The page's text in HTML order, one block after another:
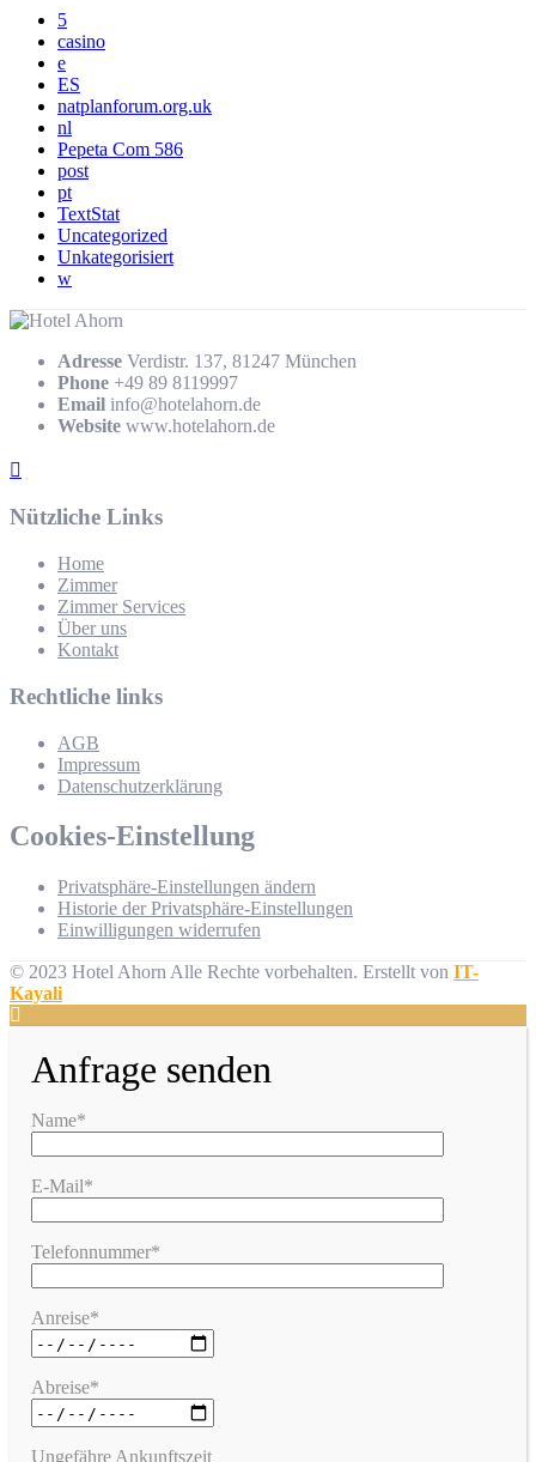
5
casino
e
ES
natplanforum.org.uk
nl
Pepeta Com 586
post
pt
TextStat
Uncategorized
Unkategorisiert
w
Adresse Verdistr. 137, 81247 München
Phone +49 89 8119997
Email info@hotelahorn.de
Website www.hotelahorn.de
Nützliche Links
Home
Zimmer
Zimmer Services
Über uns
Kontakt
Rechtliche links
AGB
Impressum
Datenschutzerklärung
Cookies-Einstellung
Privatsphäre-Einstellungen ändern
Historie der Privatsphäre-Einstellungen
Einwilligungen widerrufen
© 2023 Hotel Ahorn Alle Rechte vorbehalten. Erstellt von IT-
Kayali
Anfrage senden
Name*
E-Mail*
Telefonnummer*
Anreise*
Abreise*
Ungefähre Ankunftszeit